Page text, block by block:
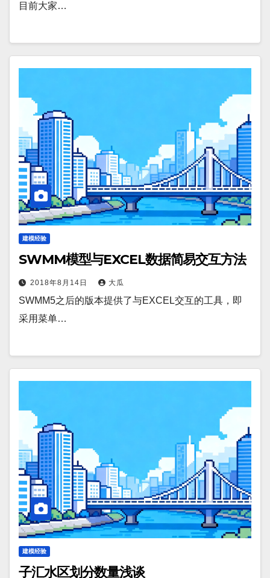
目前大家…
建模经验
SWMM模型与EXCEL数据简易交互方法
2018年8月14日 大瓜
SWMM5之后的版本提供了与EXCEL交互的工具，即
采用菜单…
建模经验
子汇水区划分数量浅谈